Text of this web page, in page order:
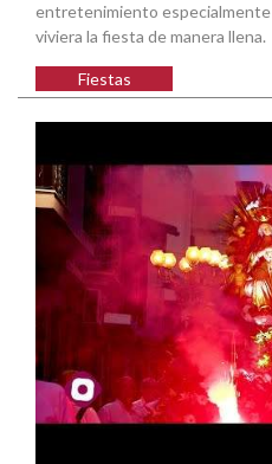
entretenimiento especialmente
viviera la fiesta de manera llena.
Fiestas